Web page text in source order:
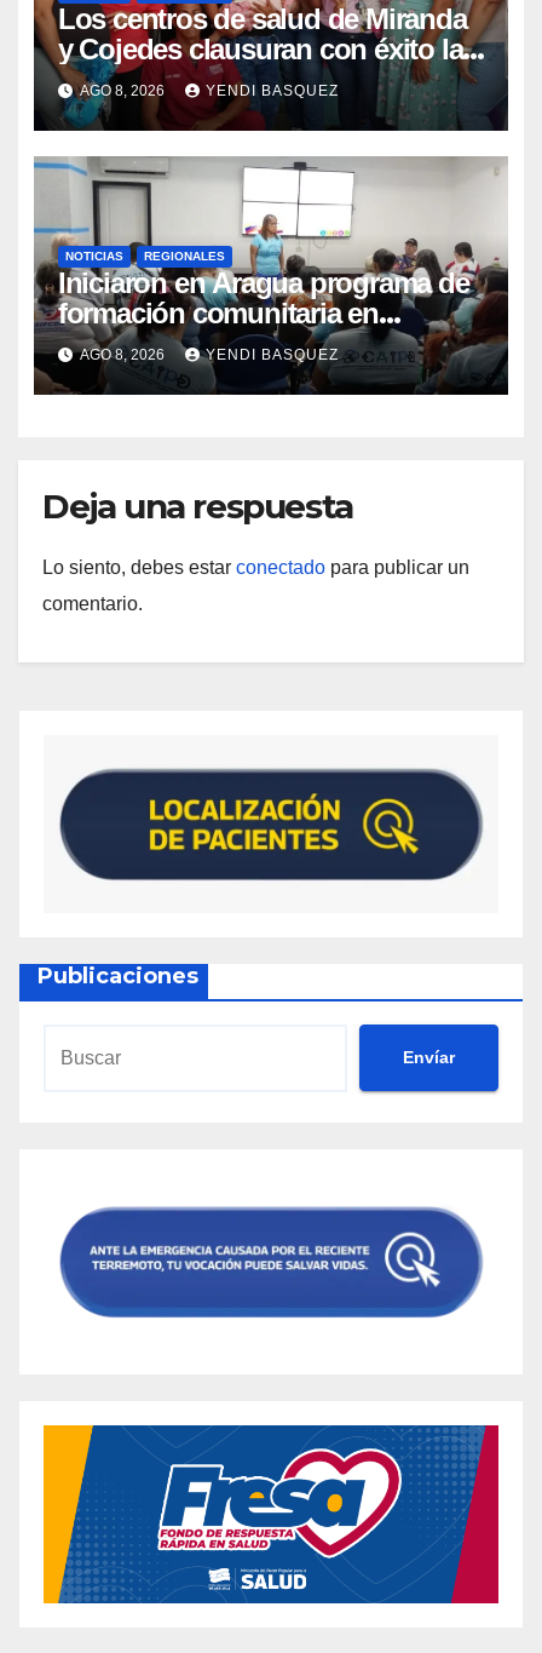
Los centros de salud de Miranda
y Cojedes clausuran con éxito la
Semana Mundial de la Lactancia
Materna
AGO 8, 2026 YENDI BASQUEZ
NOTICIAS REGIONALES
Iniciaron en Aragua programa de
formación comunitaria en
atención a personas con
discapacidad
AGO 8, 2026 YENDI BASQUEZ
Deja una respuesta
Lo siento, debes estar conectado para publicar un
comentario.
Publicaciones
Envíar